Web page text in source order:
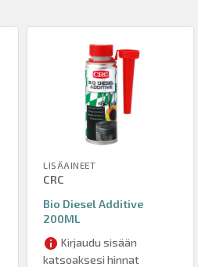
LISÄAINEET
CRC
Bio Diesel Additive
200ML
Kirjaudu sisään
katsoaksesi hinnat